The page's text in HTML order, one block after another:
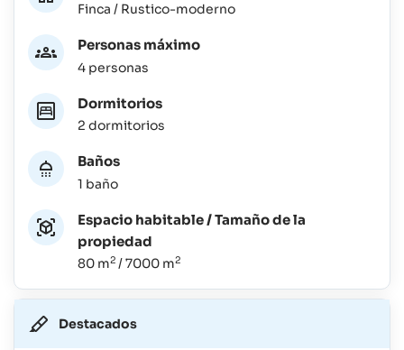
Finca / Rustico-moderno
Personas máximo
4 personas
Dormitorios
2 dormitorios
Baños
1 baño
Espacio habitable / Tamaño de la
propiedad
80 m2 / 7000 m2
Destacados